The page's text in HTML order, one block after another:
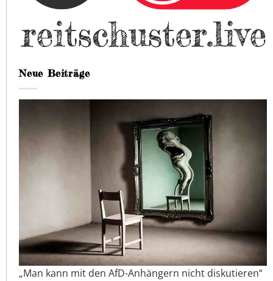
Neue Beiträge
„Man kann mit den AfD-Anhängern nicht diskutieren“